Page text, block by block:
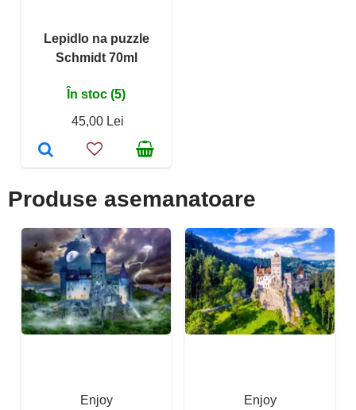
Lepidlo na puzzle
Schmidt 70ml
În stoc (5)
45,00 Lei
Produse asemanatoare
Enjoy
Enjoy